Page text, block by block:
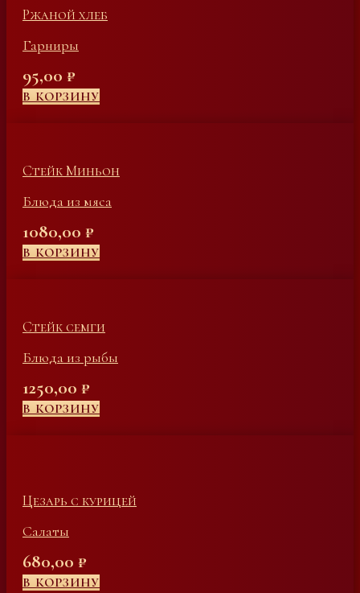
Ржаной хлеб
Гарниры
95,00 ₽
В КОРЗИНУ
Стейк Миньон
Блюда из мяса
1080,00 ₽
В КОРЗИНУ
Стейк семги
Блюда из рыбы
1250,00 ₽
В КОРЗИНУ
Цезарь с курицей
Салаты
680,00 ₽
В КОРЗИНУ